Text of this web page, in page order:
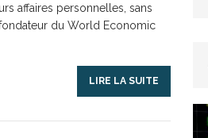
passe de la pénurie à
affaires personnelles, sans
du World Economic
LIRE LA SUITE